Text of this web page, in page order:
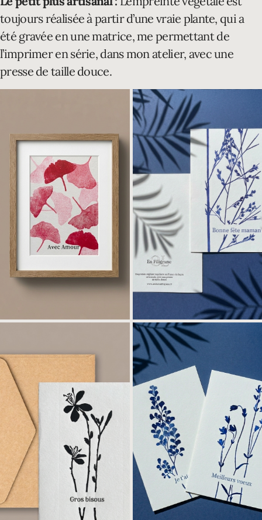
toujours réalisée à partir d’une vraie plante, qui a
été gravée en une matrice, me permettant de
l’imprimer en série, dans mon atelier, avec une
presse de taille douce.